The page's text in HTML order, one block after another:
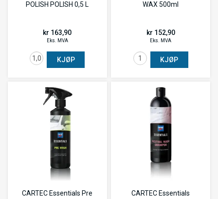
POLISH POLISH 0,5 L
kr 163,90
Eks. MVA
KJØP
WAX 500ml
kr 152,90
Eks. MVA
KJØP
CARTEC Essentials Pre
CARTEC Essentials